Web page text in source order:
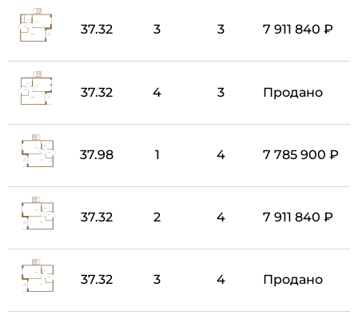
37.32 3 3 7 911 840 ₽
37.32 4 3 Продано
37.98 1 4 7 785 900 ₽
37.32 2 4 7 911 840 ₽
37.32 3 4 Продано